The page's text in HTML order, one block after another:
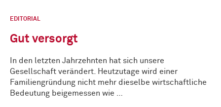
EDITORIAL
Gut versorgt
In den letzten Jahrzehnten hat sich unsere
Gesellschaft verändert. Heutzutage wird einer
Familiengründung nicht mehr dieselbe wirtschaftliche
Bedeutung beigemessen wie …